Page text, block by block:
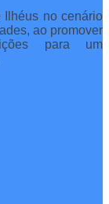
Ilhéus no cenário
ao promover
para um